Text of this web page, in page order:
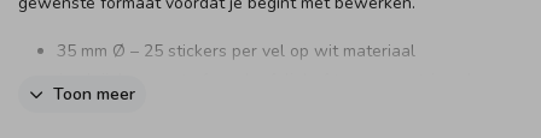
35 mm Ø – 25 stickers per vel op wit materiaal
Toon meer